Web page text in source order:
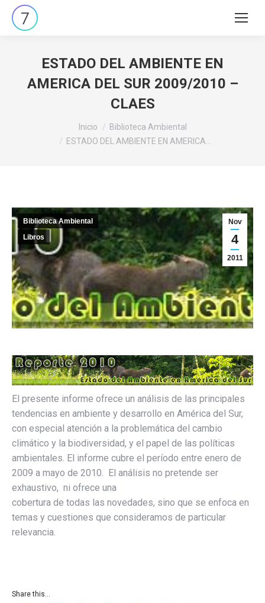
Buscar:
ESTADO DEL AMBIENTE EN
AMERICA DEL SUR 2009/2010 –
CLAES
Inicio
Biblioteca Ambiental
ESTADO DEL AMBIENTE EN AMERICA…
Nov
4
2011
Biblioteca Ambiental
Libros
El presente informe ofrece un análisis de las principales
tendencias en ambiente y desarrollo en América del Sur,
con especial atención a la problemática del cambio
climático y la biodiversidad, y el papel de las políticas
ambientales. El informe cubre el período entre enero de
2009 a mayo de 2010. El análisis no pretende ser
exhaustivo, ni ofrece una
cobertura de todas las novedades, sino que se enfoca en
temas y cuestiones que consideramos de particular
relevancia.
Share this...